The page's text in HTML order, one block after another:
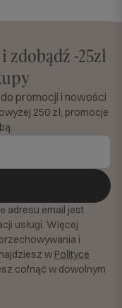
-25zł
promocji i nowości
250 zł, promocje
adresu email jest
usługi. Więcej
i
w Polityce
cofnąć w dowolnym